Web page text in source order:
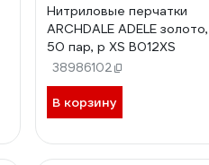
Нитриловые перчатки
ARCHDALE ADELE золото,
50 пар, р XS B012XS
38986102
В корзину